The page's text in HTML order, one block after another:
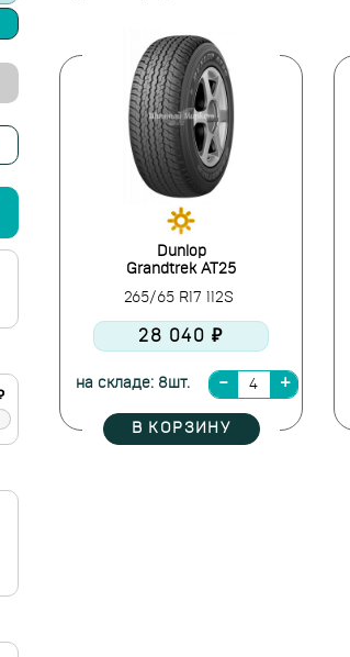
Dunlop
Grandtrek AT25
265/65 R17 112S
28 040 ₽
на складе: 8шт.
В КОРЗИНУ